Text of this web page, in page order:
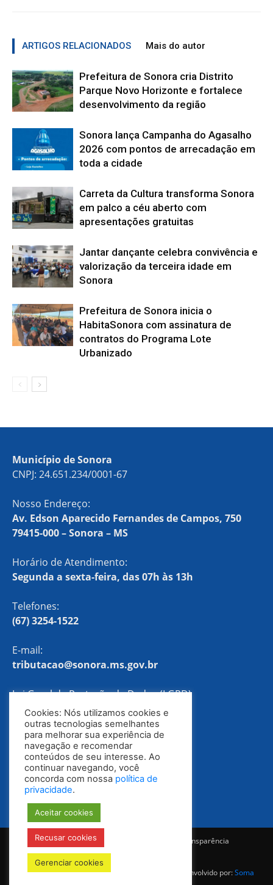
ARTIGOS RELACIONADOS Mais do autor
Prefeitura de Sonora cria Distrito
Parque Novo Horizonte e fortalece
desenvolvimento da região
Sonora lança Campanha do Agasalho
2026 com pontos de arrecadação em
toda a cidade
Carreta da Cultura transforma Sonora
em palco a céu aberto com
apresentações gratuitas
Jantar dançante celebra convivência e
valorização da terceira idade em
Sonora
Prefeitura de Sonora inicia o
HabitaSonora com assinatura de
contratos do Programa Lote
Urbanizado
Município de Sonora
CNPJ: 24.651.234/0001-67
Nosso Endereço:
Av. Edson Aparecido Fernandes de Campos, 750
79415-000 – Sonora – MS
Horário de Atendimento:
Segunda a sexta-feira, das 07h às 13h
Telefones:
(67) 3254-1522
E-mail:
tributacao@sonora.ms.gov.br
Lei Geral de Proteção de Dados (LGPD)
Política de Privacidade
Notícias Ouvidoria
Portal da Transparência
© Todos os direitos reservados 2025-2028 | Desenvolvido por:Soma
Cookies: Nós utilizamos cookies e
outras tecnologias semelhantes
para melhorar sua experiência de
navegação e recomendar
conteúdos de seu interesse. Ao
continuar navegando, você
concorda com nossa política de
privacidade.
Aceitar cookies
Recusar cookies
Gerenciar cookies